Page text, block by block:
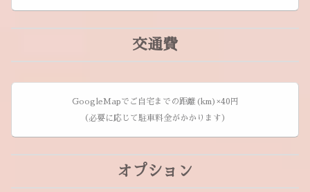
交通費
GoogleMapでご自宅までの距離(km)×40円
（必要に応じて駐車料金がかかります）
オプション